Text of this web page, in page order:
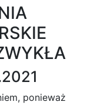
ponieważ